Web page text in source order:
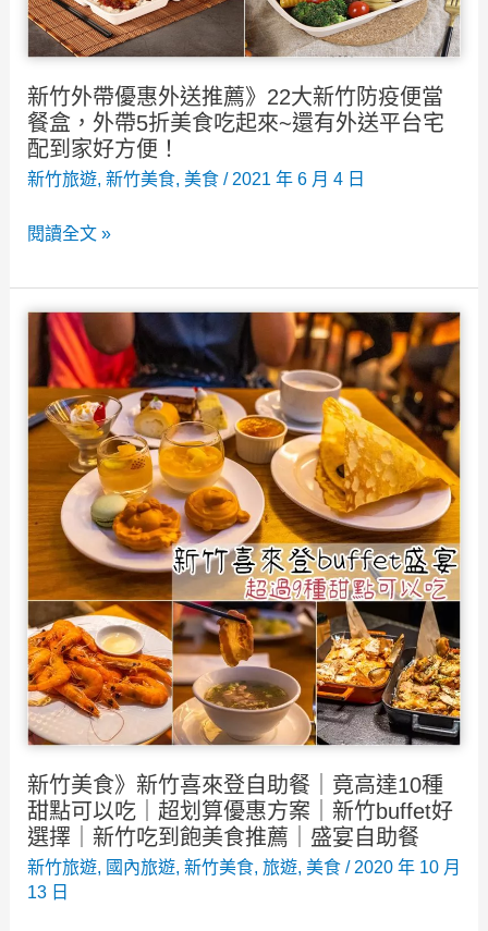
難
忘
用
心
的
好
理！
車
資
訊！
新竹外帶優惠外送推薦》22大新竹防疫便當
餐盒，外帶5折美食吃起來~還有外送平台宅
配到家好方便！
新竹旅遊, 新竹美食, 美食/ 2021 年 6 月 4 日
新
惠
外
推
薦》
22
大
竹
防
疫
便
當
餐
盒，
外
帶
閱讀全文 »
新竹美食》新竹喜來登自助餐｜竟高達10種
甜點可以吃｜超划算優惠方案｜新竹buffet好
選擇｜新竹吃到飽美食推薦｜盛宴自助餐
新竹旅遊, 國內旅遊, 新竹美食, 旅遊, 美食/ 2020 年 10 月
13 日